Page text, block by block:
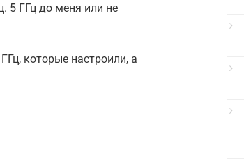
5 ГГц до меня или не
которые настроили, а